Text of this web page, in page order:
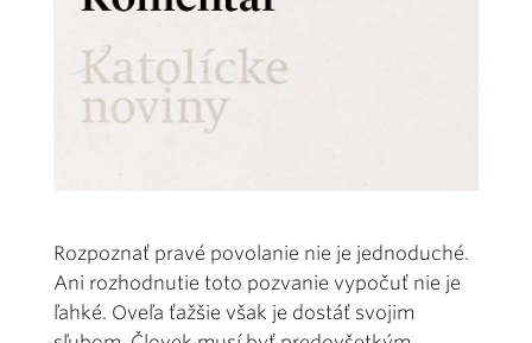
Rozpoznať pravé povolanie nie je jednoduché.
Ani rozhodnutie toto pozvanie vypočuť nie je
ľahké. Oveľa ťažšie však je dostáť svojim